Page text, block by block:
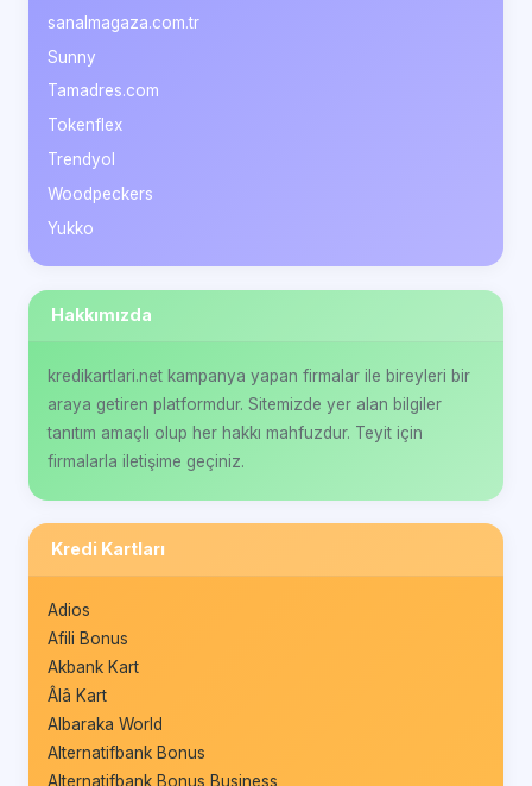
sanalmagaza.com.tr
Sunny
Tamadres.com
Tokenflex
Trendyol
Woodpeckers
Yukko
Hakkımızda
kredikartlari.net kampanya yapan firmalar ile bireyleri bir
araya getiren platformdur. Sitemizde yer alan bilgiler
tanıtım amaçlı olup her hakkı mahfuzdur. Teyit için
firmalarla iletişime geçiniz.
Kredi Kartları
Adios
Afili Bonus
Akbank Kart
Âlâ Kart
Albaraka World
Alternatifbank Bonus
Alternatifbank Bonus Business